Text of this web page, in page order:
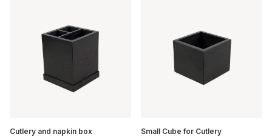
Cutlery and napkin box
Small Cube for Cutlery